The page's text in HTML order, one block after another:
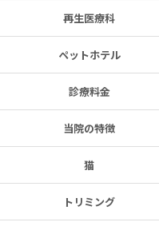
再生医療科
ペットホテル
診療料金
当院の特徴
猫
トリミング